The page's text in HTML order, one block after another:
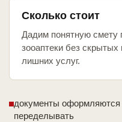
Сколько стоит
Дадим понятную смету
зооаптеки без
лишних услуг.
документы оформляются
переделывать